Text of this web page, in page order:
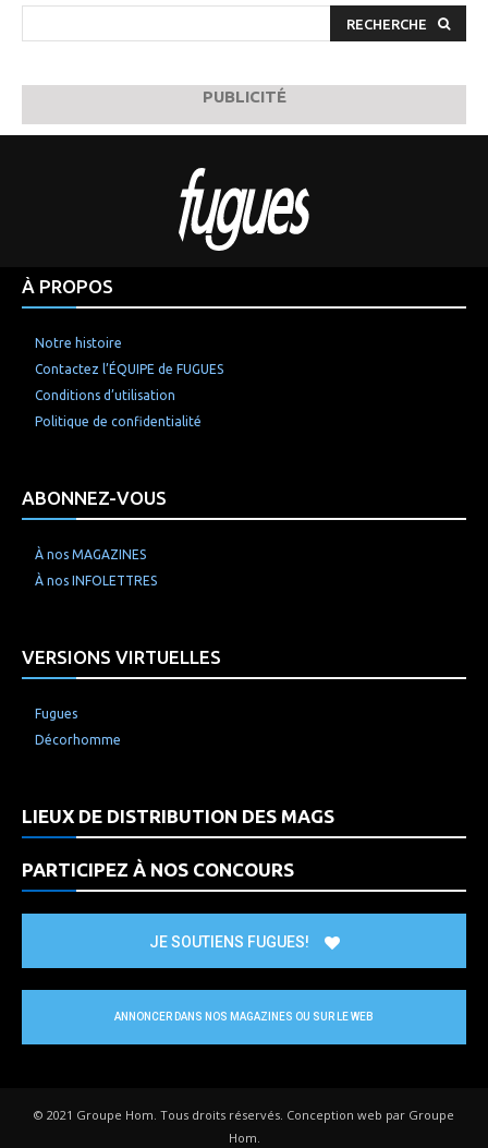
RECHERCHE
PUBLICITÉ
À PROPOS
Notre histoire
Contactez l’ÉQUIPE de FUGUES
Conditions d’utilisation
Politique de confidentialité
ABONNEZ-VOUS
À nos MAGAZINES
À nos INFOLETTRES
VERSIONS VIRTUELLES
Fugues
Décorhomme
LIEUX DE DISTRIBUTION DES MAGS
PARTICIPEZ À NOS CONCOURS
JE SOUTIENS FUGUES!
ANNONCER DANS NOS MAGAZINES OU SUR LE WEB
© 2021 Groupe Hom. Tous droits réservés. Conception web par Groupe
Hom.